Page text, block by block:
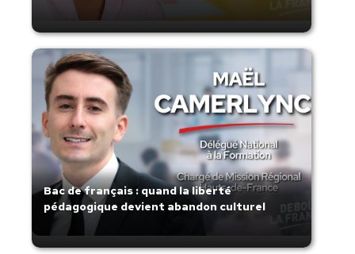
Bac de français : quand la liberté
pédagogique devient abandon culturel